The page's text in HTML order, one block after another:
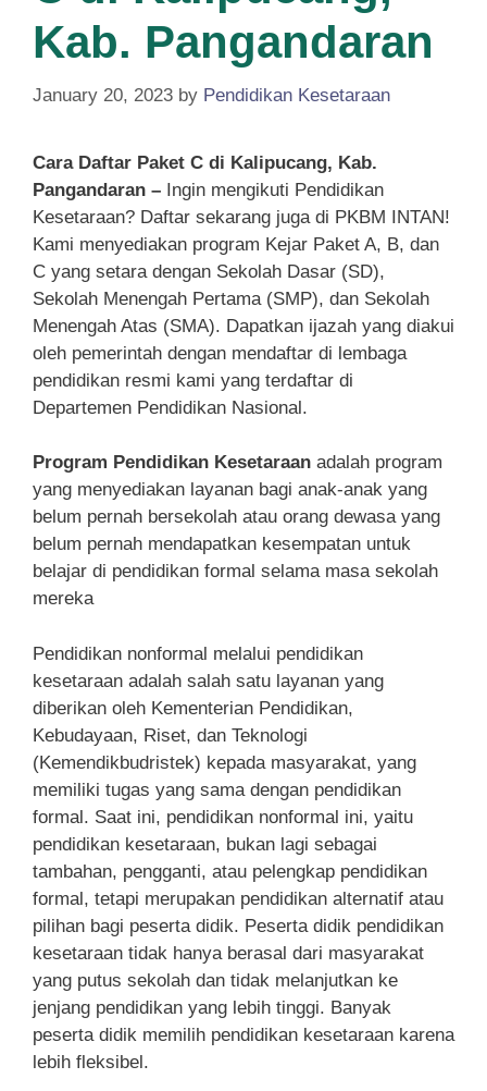
Kab. Pangandaran
January 20, 2023 by Pendidikan Kesetaraan
Cara Daftar Paket C di Kalipucang, Kab.
Pangandaran – Ingin mengikuti Pendidikan
Kesetaraan? Daftar sekarang juga di PKBM INTAN!
Kami menyediakan program Kejar Paket A, B, dan
C yang setara dengan Sekolah Dasar (SD),
Sekolah Menengah Pertama (SMP), dan Sekolah
Menengah Atas (SMA). Dapatkan ijazah yang diakui
oleh pemerintah dengan mendaftar di lembaga
pendidikan resmi kami yang terdaftar di
Departemen Pendidikan Nasional.
Program Pendidikan Kesetaraan adalah program
yang menyediakan layanan bagi anak-anak yang
belum pernah bersekolah atau orang dewasa yang
belum pernah mendapatkan kesempatan untuk
belajar di pendidikan formal selama masa sekolah
mereka
Pendidikan nonformal melalui pendidikan
kesetaraan adalah salah satu layanan yang
diberikan oleh Kementerian Pendidikan,
Kebudayaan, Riset, dan Teknologi
(Kemendikbudristek) kepada masyarakat, yang
memiliki tugas yang sama dengan pendidikan
formal. Saat ini, pendidikan nonformal ini, yaitu
pendidikan kesetaraan, bukan lagi sebagai
tambahan, pengganti, atau pelengkap pendidikan
formal, tetapi merupakan pendidikan alternatif atau
pilihan bagi peserta didik. Peserta didik pendidikan
kesetaraan tidak hanya berasal dari masyarakat
yang putus sekolah dan tidak melanjutkan ke
jenjang pendidikan yang lebih tinggi. Banyak
peserta didik memilih pendidikan kesetaraan karena
lebih fleksibel.